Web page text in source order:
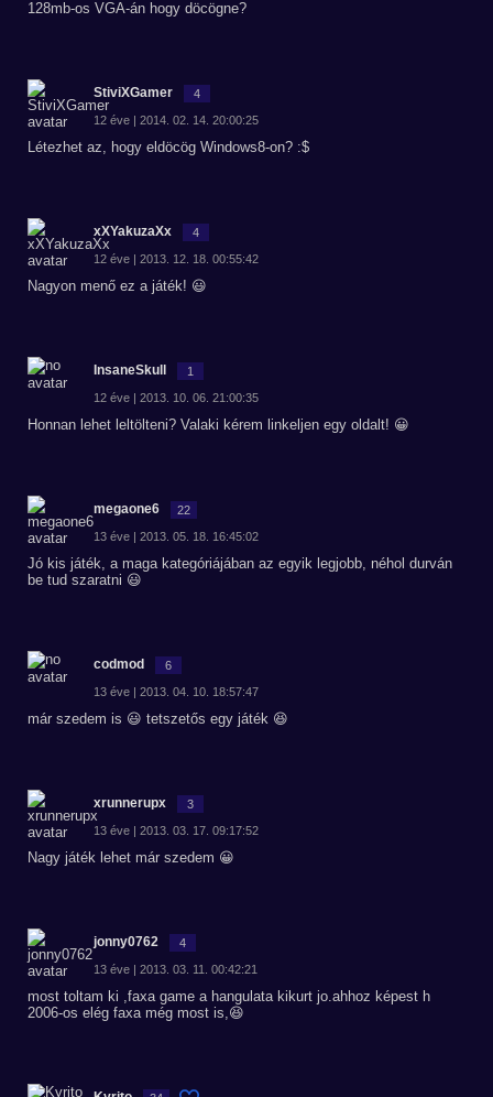
128mb-os VGA-án hogy döcögne?
StiviXGamer 4
12 éve | 2014. 02. 14. 20:00:25
Létezhet az, hogy eldöcög Windows8-on? :$
xXYakuzaXx 4
12 éve | 2013. 12. 18. 00:55:42
Nagyon menő ez a játék! 😃
InsaneSkull 1
12 éve | 2013. 10. 06. 21:00:35
Honnan lehet leltölteni? Valaki kérem linkeljen egy oldalt! 😀
megaone6 22
13 éve | 2013. 05. 18. 16:45:02
Jó kis játék, a maga kategóriájában az egyik legjobb, néhol durván
be tud szaratni 😃
codmod 6
13 éve | 2013. 04. 10. 18:57:47
már szedem is 😃 tetszetős egy játék 😆
xrunnerupx 3
13 éve | 2013. 03. 17. 09:17:52
Nagy játék lehet már szedem 😀
jonny0762 4
13 éve | 2013. 03. 11. 00:42:21
most toltam ki ,faxa game a hangulata kikurt jo.ahhoz képest h
2006-os elég faxa még most is,😆